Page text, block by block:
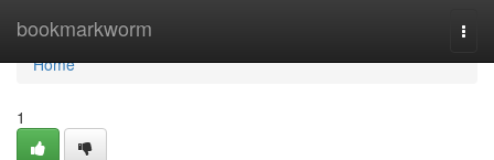
bookmarkworm
Home
Home
1